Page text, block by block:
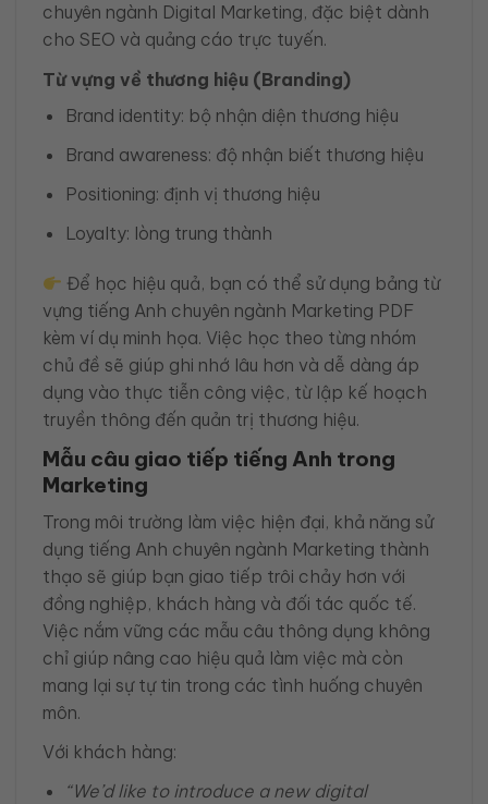
chuyên ngành Digital Marketing, đặc biệt dành
cho SEO và quảng cáo trực tuyến.
Từ vựng về thương hiệu (Branding)
Brand identity: bộ nhận diện thương hiệu
Brand awareness: độ nhận biết thương hiệu
Positioning: định vị thương hiệu
Loyalty: lòng trung thành
Để học hiệu quả, bạn có thể sử dụng bảng từ
vựng tiếng Anh chuyên ngành Marketing PDF
kèm ví dụ minh họa. Việc học theo từng nhóm
chủ đề sẽ giúp ghi nhớ lâu hơn và dễ dàng áp
dụng vào thực tiễn công việc, từ lập kế hoạch
truyền thông đến quản trị thương hiệu.
Mẫu câu giao tiếp tiếng Anh trong
Marketing
Trong môi trường làm việc hiện đại, khả năng sử
dụng tiếng Anh chuyên ngành Marketing thành
thạo sẽ giúp bạn giao tiếp trôi chảy hơn với
đồng nghiệp, khách hàng và đối tác quốc tế.
Việc nắm vững các mẫu câu thông dụng không
chỉ giúp nâng cao hiệu quả làm việc mà còn
mang lại sự tự tin trong các tình huống chuyên
môn.
Với khách hàng:
“We’d like to introduce a new digital